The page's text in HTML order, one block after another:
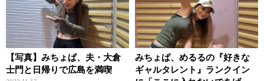
【写真】みちょぱ、夫・大倉
士門と日帰りで広島を満喫
みちょぱ、めるるの『好きな
ギャルタレント』ランクイン